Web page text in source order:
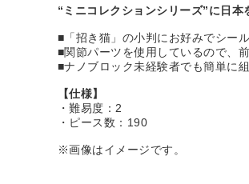
“ミニコレクションシリーズ”に日本
■「招き猫」の小判にお好みでシー
■関節パーツを使用しているので、
■ナノブロック未経験者でも簡単に
【仕様】
・難易度：2
・ピース数：190
※画像はイメージです。